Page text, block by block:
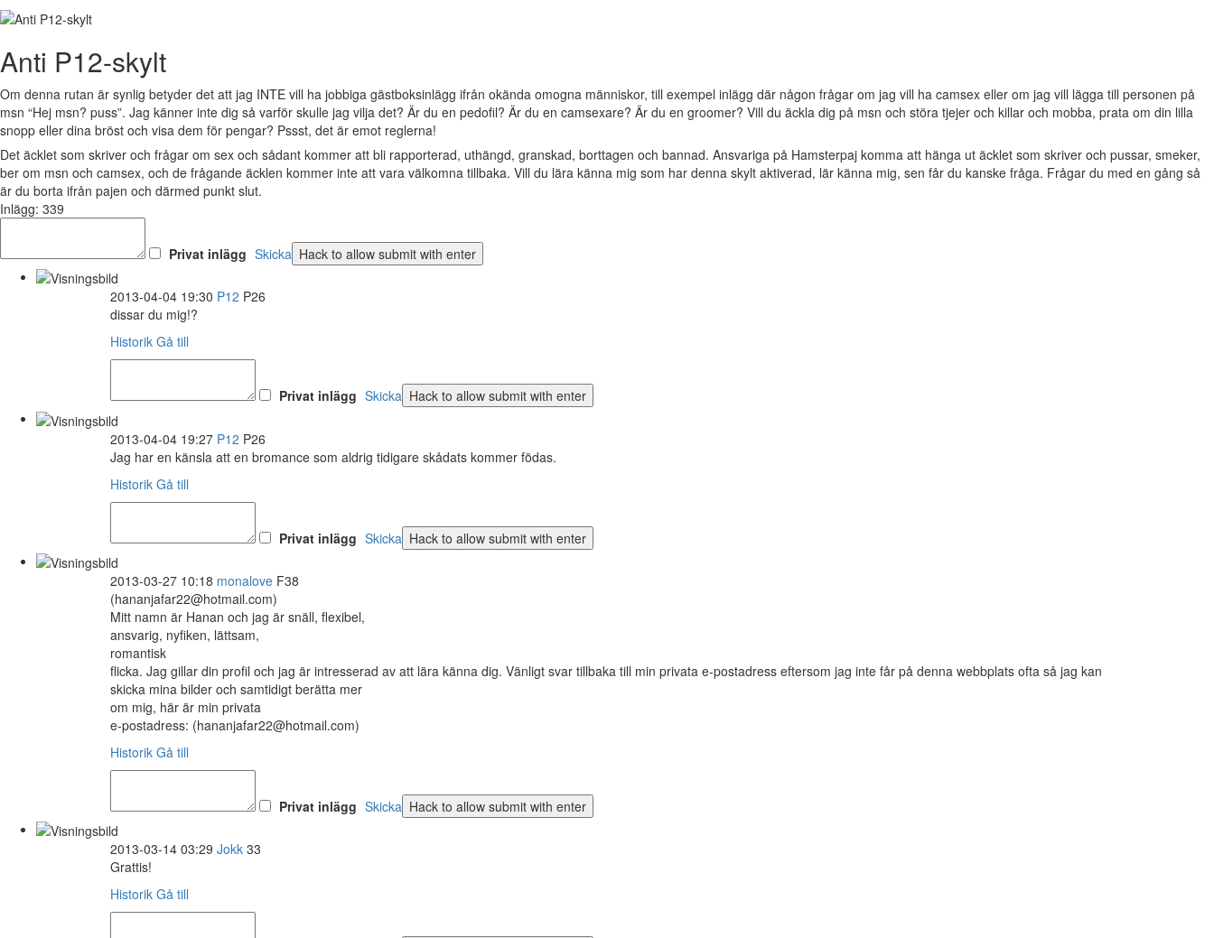
Anti P12-skylt
Om denna rutan är synlig betyder det att jag INTE vill ha jobbiga gästboksinlägg ifrån okända omogna människor, till exempel inlägg där någon frågar om jag vill ha camsex eller om jag vill lägga till personen på
msn “Hej msn? puss”. Jag känner inte dig så varför skulle jag vilja det? Är du en pedofil? Är du en camsexare? Är du en groomer? Vill du äckla dig på msn och störa tjejer och killar och mobba, prata om din lilla
snopp eller dina bröst och visa dem för pengar? Pssst, det är emot reglerna!
Det äcklet som skriver och frågar om sex och sådant kommer att bli rapporterad, uthängd, granskad, borttagen och bannad. Ansvariga på Hamsterpaj komma att hänga ut äcklet som skriver och pussar, smeker,
ber om msn och camsex, och de frågande äcklen kommer inte att vara välkomna tillbaka. Vill du lära känna mig som har denna skylt aktiverad, lär känna mig, sen får du kanske fråga. Frågar du med en gång så
är du borta ifrån pajen och därmed punkt slut.
Inlägg: 339
Privat inlägg Skicka
2013-04-04 19:30 P12 P26
dissar du mig!?
Historik Gå till
Privat inlägg Skicka
2013-04-04 19:27 P12 P26
Jag har en känsla att en bromance som aldrig tidigare skådats kommer födas.
Historik Gå till
Privat inlägg Skicka
2013-03-27 10:18 monalove F38
(hananjafar22@hotmail.com)
Mitt namn är Hanan och jag är snäll, flexibel,
ansvarig, nyfiken, lättsam,
romantisk
flicka. Jag gillar din profil och jag är intresserad av att lära känna dig. Vänligt svar tillbaka till min privata e-postadress eftersom jag inte får på denna webbplats ofta så jag kan
skicka mina bilder och samtidigt berätta mer
om mig, här är min privata
e-postadress: (hananjafar22@hotmail.com)
Historik Gå till
Privat inlägg Skicka
2013-03-14 03:29 Jokk 33
Grattis!
Historik Gå till